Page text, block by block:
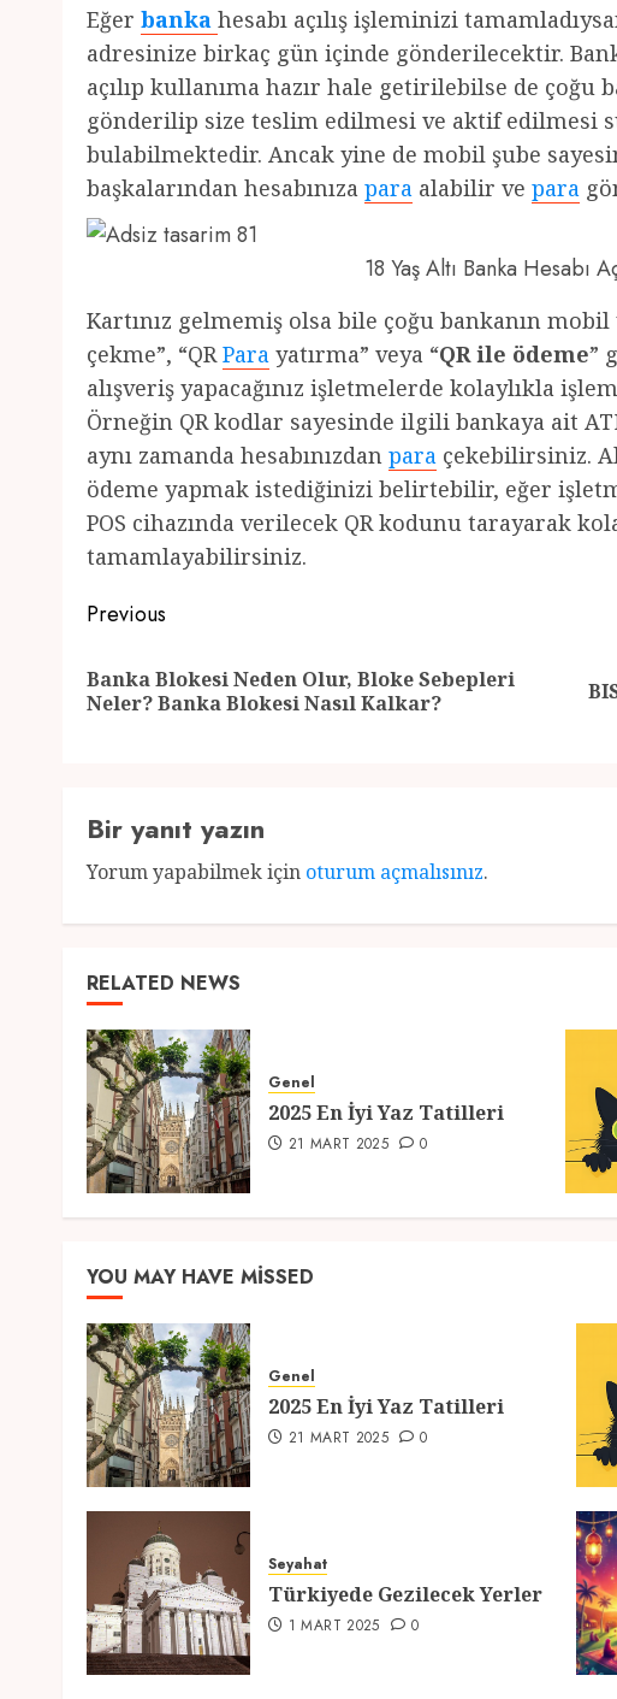
Eğer banka hesabı açılış işleminizi
adresinize birkaç gün içinde gönderilecektir.
açılıp kullanıma hazır hale getirilebilse de çoğu
gönderilip size teslim edilmesi ve aktif edilmesi
bulabilmektedir. Ancak yine de mobil şube
başkalarından hesabınıza para alabilir ve para
18 Yaş Altı Banka Hesabı
Kartınız gelmemiş olsa bile çoğu bankanın
çekme”, “QRPara yatırma” veya “QR ile ödeme”
alışveriş yapacağınız işletmelerde kolaylıkla
Örneğin QR kodlar sayesinde ilgili bankaya ait
aynı zamanda hesabınızdan para çekebilirsiniz.
ödeme yapmak istediğinizi belirtebilir, eğer
POS cihazında verilecek QR kodunu tarayarak
tamamlayabilirsiniz.
Post
navigation
Previous
Banka Blokesi Neden Olur, Bloke Sebepleri
Neler? Banka Blokesi Nasıl Kalkar?
Next
Bir yanıt yazın
Yorum yapabilmek için oturum açmalısınız.
RELATED NEWS
Genel
2025 En İyi Yaz Tatilleri
21 MART 2025 0
YOU MAY HAVE MISSED
Genel
2025 En İyi Yaz Tatilleri
21 MART 2025 0
Seyahat
Türkiyede Gezilecek Yerler
1 MART 2025 0